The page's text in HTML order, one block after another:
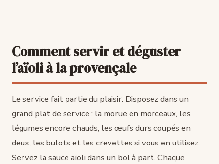
Comment servir et déguster
l’aïoli à la provençale
Le service fait partie du plaisir. Disposez dans un
grand plat de service : la morue en morceaux, les
légumes encore chauds, les œufs durs coupés en
deux, les bulots et les crevettes si vous en utilisez.
Servez la sauce aïoli dans un bol à part. Chaque